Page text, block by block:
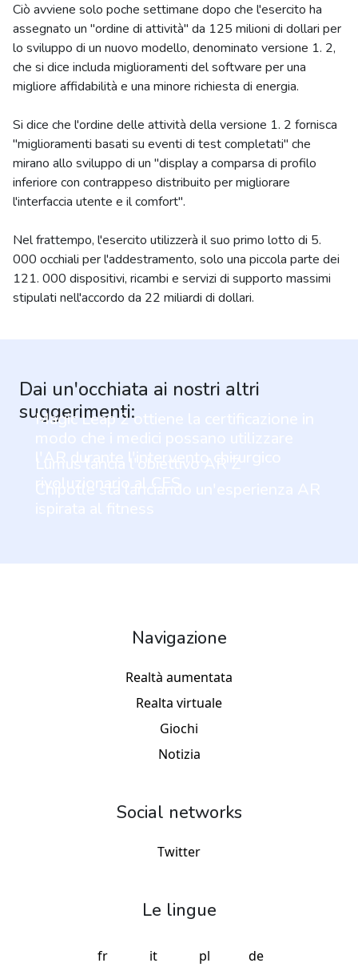
Ciò avviene solo poche settimane dopo che l'esercito ha
assegnato un "ordine di attività" da 125 milioni di dollari per
lo sviluppo di un nuovo modello, denominato versione 1. 2,
che si dice includa miglioramenti del software per una
migliore affidabilità e una minore richiesta di energia.
Si dice che l'ordine delle attività della versione 1. 2 fornisca
"miglioramenti basati su eventi di test completati" che
mirano allo sviluppo di un "display a comparsa di profilo
inferiore con contrappeso distribuito per migliorare
l'interfaccia utente e il comfort".
Nel frattempo, l'esercito utilizzerà il suo primo lotto di 5.
000 occhiali per l'addestramento, solo una piccola parte dei
121. 000 dispositivi, ricambi e servizi di supporto massimi
stipulati nell'accordo da 22 miliardi di dollari.
Dai un'occhiata ai nostri altri
suggerimenti:
Magic Leap 2 ottiene la certificazione in
Navigazione
Realtà aumentata
Realta virtuale
Giochi
Notizia
Social networks
Twitter
Le lingue
fr it pl de